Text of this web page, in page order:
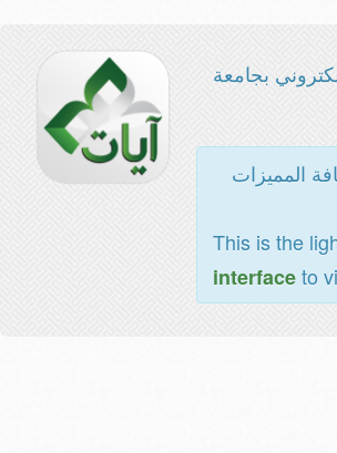
بجامعة
المميزات
This is the
interfaceto